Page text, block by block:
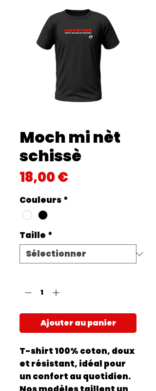
Moch mi nèt
schissè
18,00 €Prix
Couleurs *
Taille *
Ajouter au panier
T-shirt 100% coton, doux
et résistant, idéal pour
un confort au quotidien.